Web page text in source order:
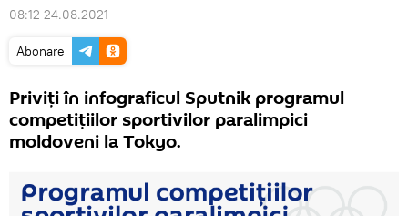
08:12 24.08.2021
Abonare
Priviți în infograficul Sputnik programul
competițiilor sportivilor paralimpici
moldoveni la Tokyo.